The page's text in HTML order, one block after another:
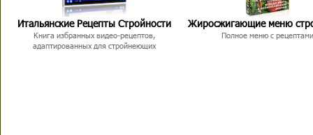
Итальянские Рецепты Стройности
Книга избранных видео-рецептов,
адаптированных для стройнеющих
Жиросжигающие меню
Полное меню с рецептами